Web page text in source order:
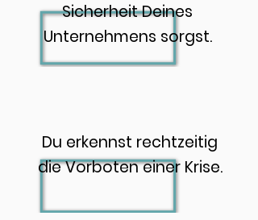
Sicherheit Deines
Unternehmens sorgst.
Du erkennst rechtzeitig
die Vorboten einer Krise.